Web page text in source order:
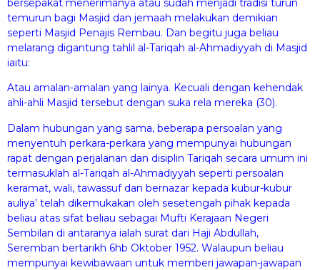
bersepakat menerimanya atau sudah menjadi tradisi turun
temurun bagi Masjid dan jemaah melakukan demikian
seperti Masjid Penajis Rembau. Dan begitu juga beliau
melarang digantung tahlil al-Tariqah al-Ahmadiyyah di Masjid
iaitu:
Atau amalan-amalan yang lainya. Kecuali dengan kehendak
ahli-ahli Masjid tersebut dengan suka rela mereka (30).
Dalam hubungan yang sama, beberapa persoalan yang
menyentuh perkara-perkara yang mempunyai hubungan
rapat dengan perjalanan dan disiplin Tariqah secara umum ini
termasuklah al-Tariqah al-Ahmadiyyah seperti persoalan
keramat, wali, tawassuf dan bernazar kepada kubur-kubur
auliya’ telah dikemukakan oleh sesetengah pihak kepada
beliau atas sifat beliau sebagai Mufti Kerajaan Negeri
Sembilan di antaranya ialah surat dari Haji Abdullah,
Seremban bertarikh 6hb Oktober 1952. Walaupun beliau
mempunyai kewibawaan untuk memberi jawapan-jawapan